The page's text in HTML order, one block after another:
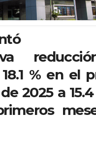
% en el
2025 a